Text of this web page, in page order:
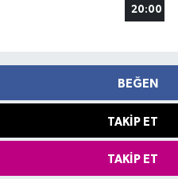
20:00
BEĞEN
TAKIP ET
TAKIP ET